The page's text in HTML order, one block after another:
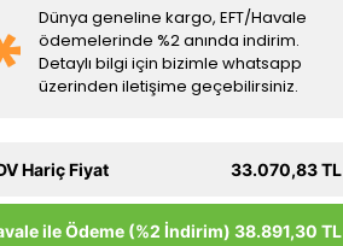
Dünya geneline kargo, EFT/Havale
ödemelerinde %2 anında indirim.
Detaylı bilgi için bizimle whatsapp
üzerinden iletişime geçebilirsiniz.
Hariç Fiyat 33.070,83 TL
ile Ödeme (%2 İndirim) 38.891,30 TL